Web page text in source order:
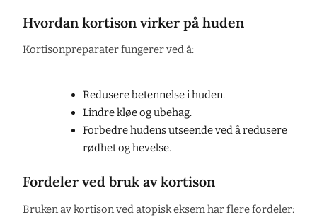
Hvordan kortison virker på huden
Kortisonpreparater fungerer ved å:
Redusere betennelse i huden.
Lindre kløe og ubehag.
Forbedre hudens utseende ved å redusere
rødhet og hevelse.
Fordeler ved bruk av kortison
Bruken av kortison ved atopisk eksem har flere fordeler: